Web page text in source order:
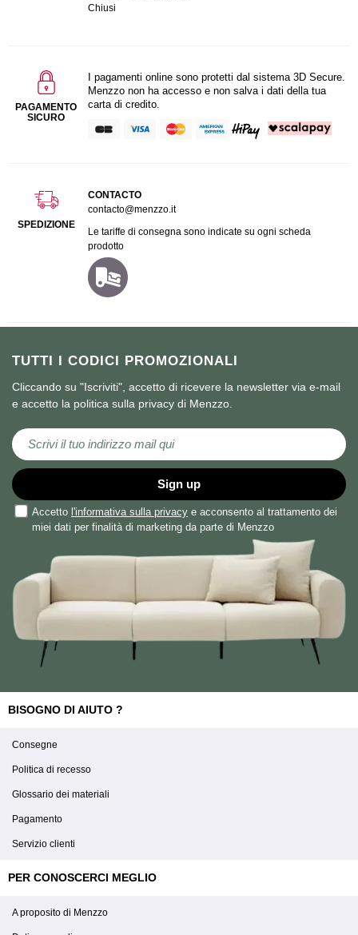
TUTTI I CODICI PROMOZIONALI
Cliccando su "Iscriviti", accetto di ricevere la newsletter via e-mail
e accetto la politica sulla privacy di Menzzo.
Iscriviti alla nostra Newsletter:
Sign up
Accetto l'informativa sulla privacy e acconsento al trattamento dei
miei dati per finalità di marketing da parte di Menzzo
Chiusi
PAGAMENTO
SICURO
I pagamenti online sono protetti dal sistema 3D Secure.
Menzzo non ha accesso e non salva i dati della tua
carta di credito.
SPEDIZIONE
CONTACTO
contacto@menzzo.it
Le tariffe di consegna sono indicate su ogni scheda
prodotto
BISOGNO DI AIUTO ?
Consegne
Politica di recesso
Glossario dei materiali
Pagamento
Servizio clienti
PER CONOSCERCI MEGLIO
A proposito di Menzzo